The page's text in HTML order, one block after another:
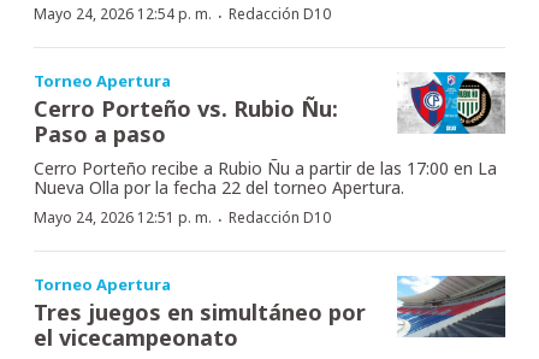
Mayo 24, 2026 12:54 p. m. · Redacción D10
Torneo Apertura
Cerro Porteño vs. Rubio Ñu:
Paso a paso
Cerro Porteño recibe a Rubio Ñu a partir de las 17:00 en La
Nueva Olla por la fecha 22 del torneo Apertura.
Mayo 24, 2026 12:51 p. m. · Redacción D10
Torneo Apertura
Tres juegos en simultáneo por
el vicecampeonato